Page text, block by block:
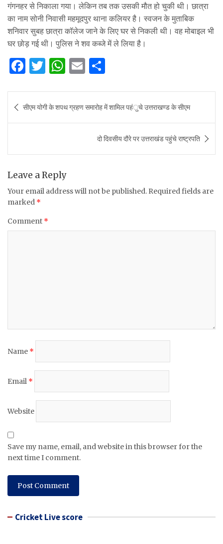
गंगनहर से निकाला गया। लेकिन तब तक उसकी मौत हो चुकी थी। छात्रा
का नाम सोनी निवासी महमूदपुर थाना कलियर है। स्‍वजन के मुताबिक
शनिवार सुबह छात्रा कॉलेज जाने के लिए घर से निकली थी। वह मोबाइल भी
घर छोड़ गई थी। पुलिस ने शव कब्जे में ले लिया है।
F
c
e
b
o
k
T
it
te
r
W
at
s
A
p
E
ai
l
ar
e
navigation
सीएम योगी के शपथ ग्रहण समारोह में शामिल पहंुचे उत्तराखण्ड के सीएम
दो दिवसीय दौरे पर उत्तराखंड पहुंचे राष्ट्रपति
Leave a Reply
Your email address will not be published. Required fields are
marked *
Comment *
Name *
Email *
Website
Save my name, email, and website in this browser for the
next time I comment.
Cricket Live score